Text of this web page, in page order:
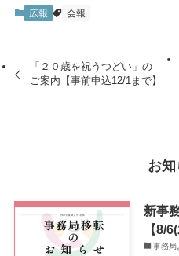
広報 会報
「２０歳を祝うつどい」の
ご案内【事前申込12/1まで】
お
新事
【8/
事務局